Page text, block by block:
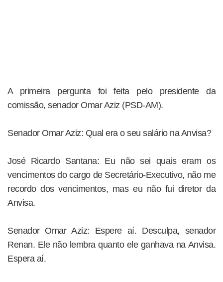
A primeira pergunta foi feita pelo presidente da
comissão, senador Omar Aziz (PSD-AM).
Senador Omar Aziz: Qual era o seu salário na Anvisa?
José Ricardo Santana: Eu não sei quais eram os
vencimentos do cargo de Secretário-Executivo, não me
recordo dos vencimentos, mas eu não fui diretor da
Anvisa.
Senador Omar Aziz: Espere aí. Desculpa, senador
Renan. Ele não lembra quanto ele ganhava na Anvisa.
Espera aí.